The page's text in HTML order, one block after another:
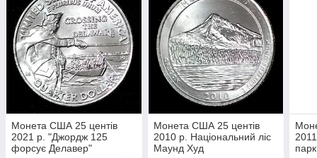
Монета США 25 центів
2021 р. "Джордж 125
форсує Делавер"
Монета США 25 центів
2010 р. Національний ліс
Маунд Худ